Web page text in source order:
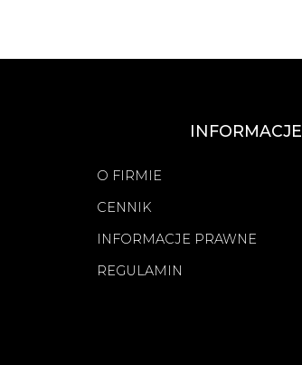
INFORMACJE
O FIRMIE
CENNIK
INFORMACJE PRAWNE
REGULAMIN